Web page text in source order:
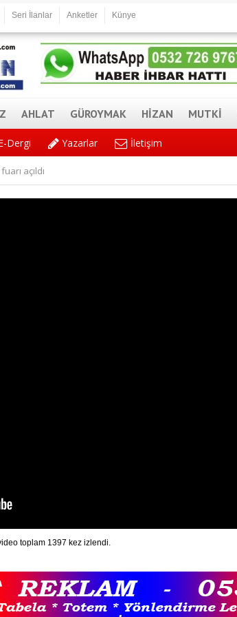
Seri İlanlar Anketler Künye
AHLAT GÜROYMAK HİZAN MUTKİ
Dergi Yazarlar İletişim
açıldı
toplam 1397 kez izlendi.